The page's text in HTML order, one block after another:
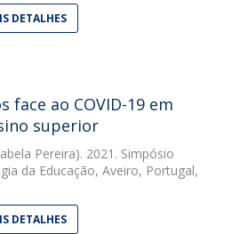
DETALHES
face ao COVID-19 em
superior
Pereira). 2021. Simpósio
da Educação, Aveiro, Portugal,
DETALHES